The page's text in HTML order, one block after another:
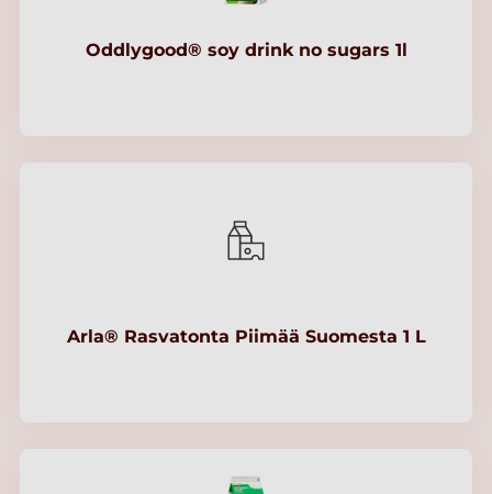
Oddlygood® soy drink no sugars 1l
Arla® Rasvatonta Piimää Suomesta 1 L